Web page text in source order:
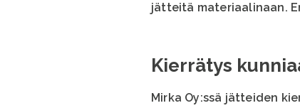
jätteitä materiaalinaan.
Kierrätys
Mirka Oy:ssä jätteiden